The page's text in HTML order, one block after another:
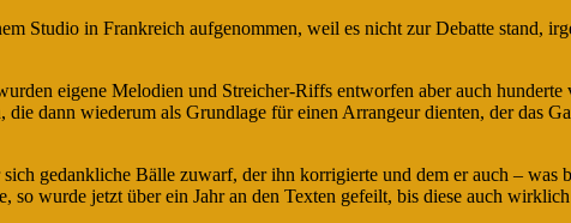
Studio in Frankreich aufgenommen, weil es nicht zur Debatte stand,
eigene Melodien und Streicher-Riffs entworfen aber auch
dann wiederum als Grundlage für einen Arrangeur dienten, der das
gedankliche Bälle zuwarf, der ihn korrigierte und dem er auch – was
so wurde jetzt über ein Jahr an den Texten gefeilt, bis diese auch